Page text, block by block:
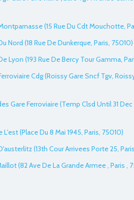
(15 Rue Du Cdt Mouchotte,
Nord (18 Rue De Dunkerque, Paris, 75010)
Lyon (193 Rue De Bercy Tour Gamma,
Cdg (Roissy Gare Sncf Tgv,
Gare Ferroviaire (Temp Clsd Until 31 Dec
L'est (Place Du 8 Mai 1945, Paris, 75010)
(13th Cour Arrivees Porte 25,
(82 Ave De La Grande Armee , Paris ,